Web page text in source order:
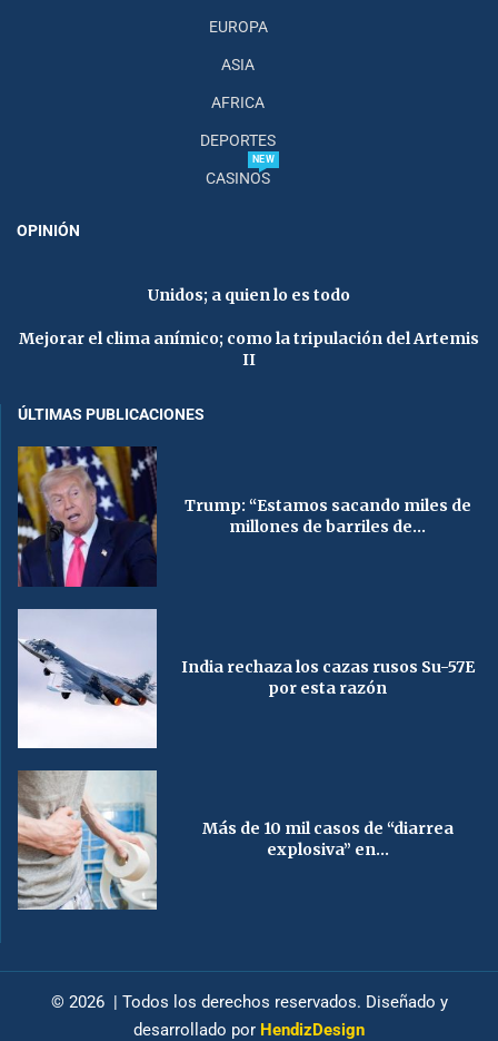
EUROPA
ASIA
AFRICA
DEPORTES
CASINOS
NEW
OPINIÓN
Unidos; a quien lo es todo
Mejorar el clima anímico; como la tripulación del Artemis
II
ÚLTIMAS PUBLICACIONES
Trump: “Estamos sacando miles de
millones de barriles de...
India rechaza los cazas rusos Su-57E
por esta razón
Más de 10 mil casos de “diarrea
explosiva” en...
© 2026 | Todos los derechos reservados. Diseñado y
desarrollado por HendizDesign